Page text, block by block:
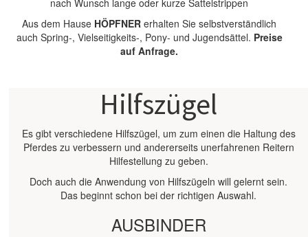
nach Wunsch lange oder kurze Sattelstrippen
Aus dem Hause HÖPFNER erhalten Sie selbstverständlich
auch Spring-, Vielseitigkeits-, Pony- und Jugendsättel. Preise
auf Anfrage.
Hilfszügel
Es gibt verschiedene Hilfszügel, um zum einen die Haltung des
Pferdes zu verbessern und andererseits unerfahrenen Reitern
Hilfestellung zu geben.
Doch auch die Anwendung von Hilfszügeln will gelernt sein.
Das beginnt schon bei der richtigen Auswahl.
AUSBINDER